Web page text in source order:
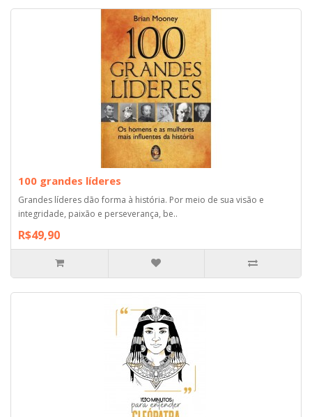
100 grandes líderes
Grandes líderes dão forma à história. Por meio de sua visão e
integridade, paixão e perseverança, be..
R$49,90